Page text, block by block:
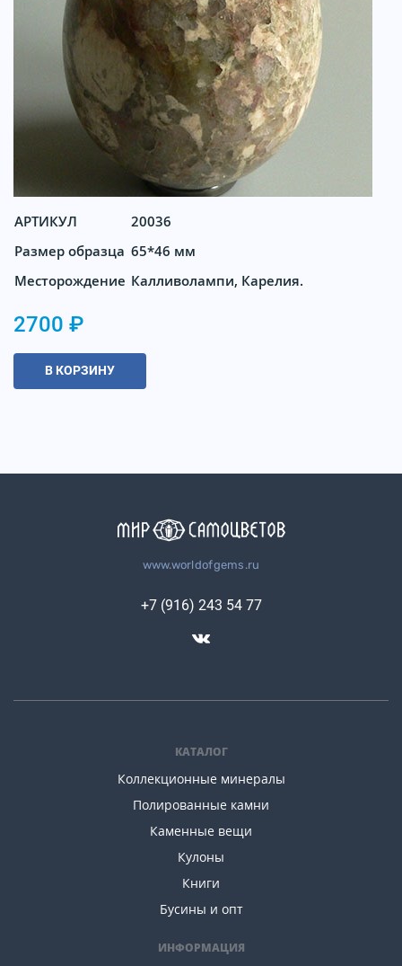
АРТИКУЛ
20036
Размер образца 65*46 мм
Месторождение Калливолампи, Карелия.
2700 ₽
В КОРЗИНУ
www.worldofgems.ru
КАТАЛОГ
Коллекционные минералы
Полированные камни
Каменные вещи
Кулоны
Книги
Бусины и опт
ИНФОРМАЦИЯ
+7 (916) 243 54 77